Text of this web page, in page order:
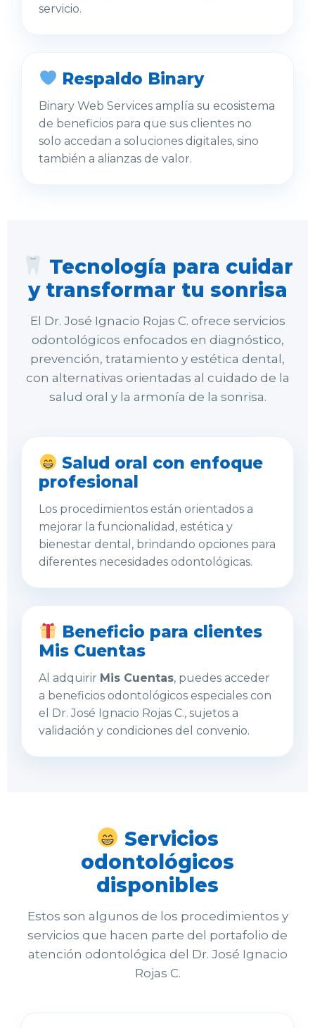
servicio.
Respaldo Binary
Binary Web Services amplía su ecosistema
de beneficios para que sus clientes no
solo accedan a soluciones digitales, sino
también a alianzas de valor.
Tecnología para cuidar
y transformar tu sonrisa
El Dr. José Ignacio Rojas C. ofrece servicios
odontológicos enfocados en diagnóstico,
prevención, tratamiento y estética dental,
con alternativas orientadas al cuidado de la
salud oral y la armonía de la sonrisa.
Salud oral con enfoque
profesional
Los procedimientos están orientados a
mejorar la funcionalidad, estética y
bienestar dental, brindando opciones para
diferentes necesidades odontológicas.
Beneficio para clientes
Mis Cuentas
Al adquirir Mis Cuentas, puedes acceder
a beneficios odontológicos especiales con
el Dr. José Ignacio Rojas C., sujetos a
validación y condiciones del convenio.
Servicios
odontológicos
disponibles
Estos son algunos de los procedimientos y
servicios que hacen parte del portafolio de
atención odontológica del Dr. José Ignacio
Rojas C.